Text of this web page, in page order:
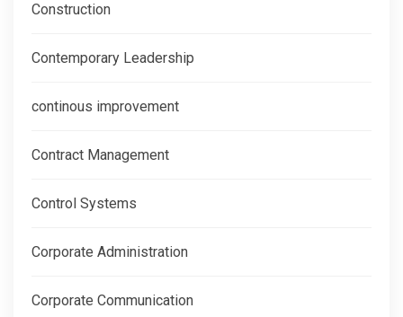
Construction
Contemporary Leadership
continous improvement
Contract Management
Control Systems
Corporate Administration
Corporate Communication